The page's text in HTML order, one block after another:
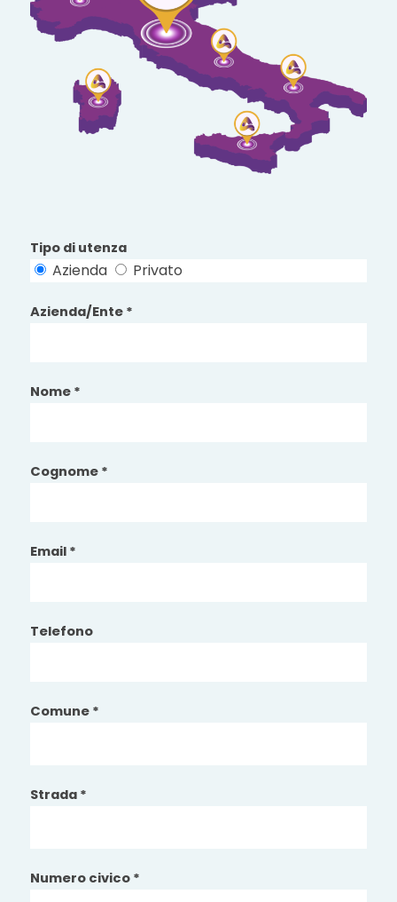
Tipo di utenza
Azienda Privato
Azienda/Ente *
Nome *
Cognome *
Email *
Telefono
Comune *
Strada *
Numero civico *